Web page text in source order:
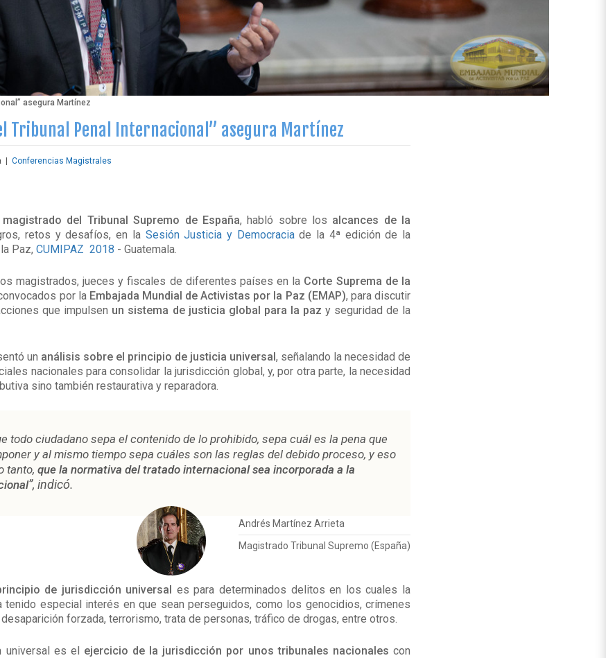
asegura Martínez
Tribunal Penal Internacional” asegura Martínez
Conferencias Magistrales
magistrado del Tribunal Supremo de España, habló sobre los alcances de la
retos y desafíos, en la Sesión Justicia y Democraciade la 4ª edición de la
Paz, CUMIPAZ 2018 - Guatemala.
magistrados, jueces y fiscales de diferentes países en la Corte Suprema de la
por la Embajada Mundial de Activistas por la Paz (EMAP), para discutir
que impulsen un sistema de justicia global para la paz y seguridad de la
un análisis sobre el principio de justicia universal, señalando la necesidad de
nacionales para consolidar la jurisdicción global, y, por otra parte, la necesidad
sino también restaurativa y reparadora.
todo ciudadano sepa el contenido de lo prohibido, sepa cuál es la pena que
y al mismo tiempo sepa cuáles son las reglas del debido proceso, y eso
tanto,que la normativa del tratado internacional sea incorporada a la
”, indicó.
Andrés Martínez Arrieta
Magistrado Tribunal Supremo (España)
de jurisdicción universal es para determinados delitos en los cuales la
tenido especial interés en que sean perseguidos, como los genocidios, crímenes
forzada, terrorismo, trata de personas, tráfico de drogas, entre otros.
universal es el ejercicio de la jurisdicción por unos tribunales nacionales con